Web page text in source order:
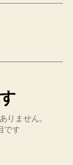
りません。
です